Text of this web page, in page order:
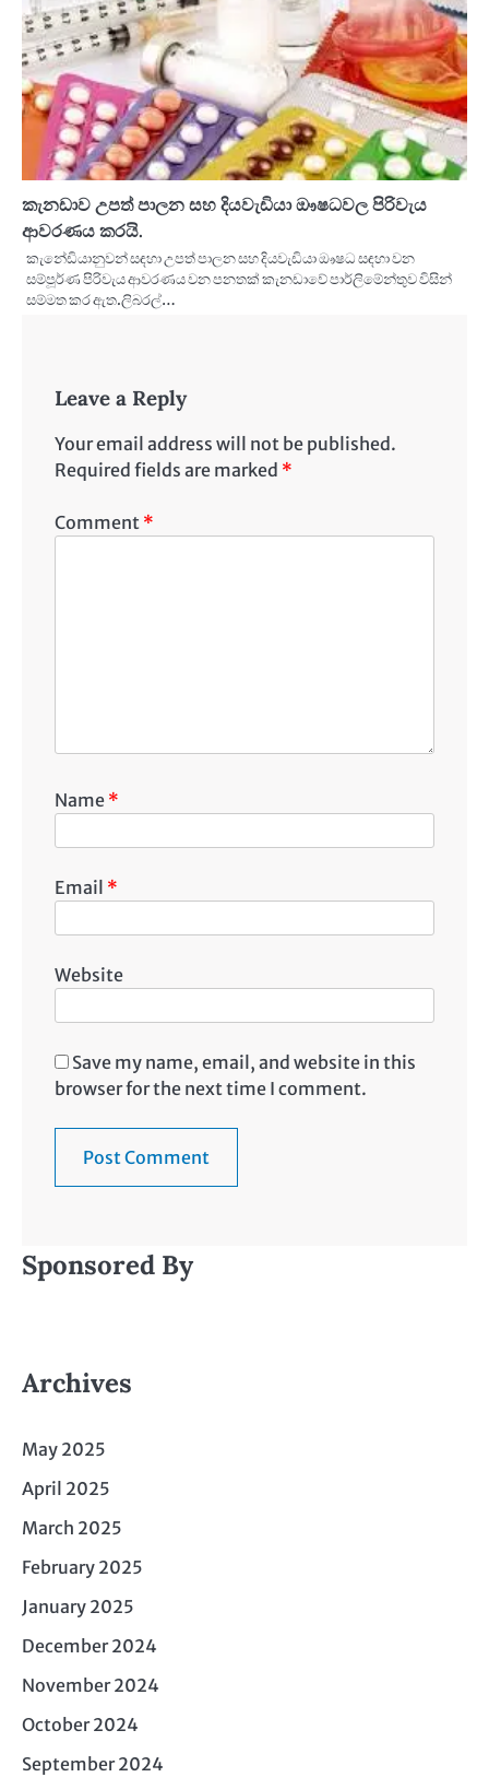
කැනඩාව උපත් පාලන සහ දියවැඩියා ඖෂධවල පිරිවැය
ආවරණය කරයි.
කැනේඩියානුවන් සඳහා උපත් පාලන සහ දියවැඩියා ඖෂධ සඳහා වන
සම්පූර්ණ පිරිවැය ආවරණය වන පනතක් කැනඩාවේ පාර්ලිමේන්තුව විසින්
සම්මත කර ඇත.ලිබරල්…
Leave a Reply
Your email address will not be published.
Required fields are marked *
Comment *
Name *
Email *
Website
Save my name, email, and website in this
browser for the next time I comment.
Sponsored By
Archives
May 2025
April 2025
March 2025
February 2025
January 2025
December 2024
November 2024
October 2024
September 2024